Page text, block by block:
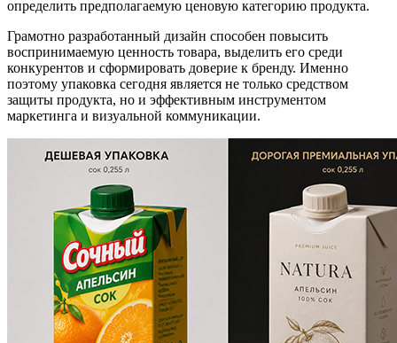
определить предполагаемую ценовую категорию продукта.
Грамотно разработанный дизайн способен повысить
воспринимаемую ценность товара, выделить его среди
конкурентов и сформировать доверие к бренду. Именно
поэтому упаковка сегодня является не только средством
защиты продукта, но и эффективным инструментом
маркетинга и визуальной коммуникации.